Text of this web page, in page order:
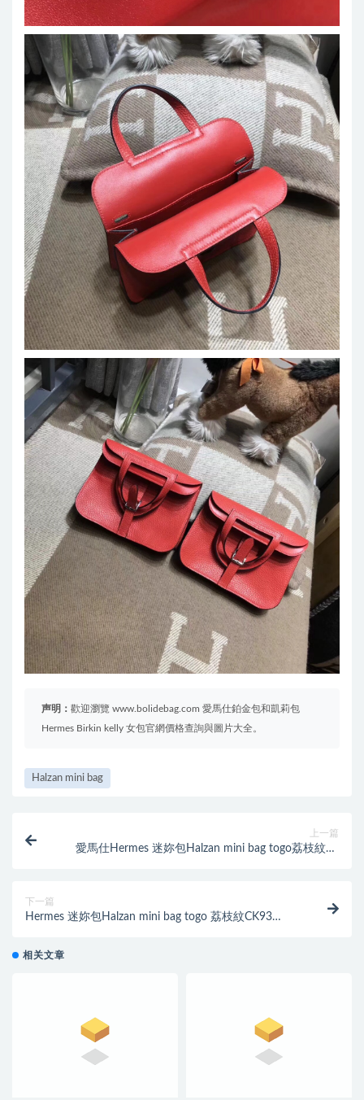
声明： 歡迎瀏覽 www.bolidebag.com 愛馬仕鉑金包和凱莉包
Hermes Birkin kelly 女包官網價格查詢與圖片大全。
Halzan mini bag
上一篇
愛馬仕Hermes 迷妳包Halzan mini bag togo荔枝紋7T
下一篇
Hermes 迷妳包Halzan mini bag togo 荔枝紋CK93
相关文章